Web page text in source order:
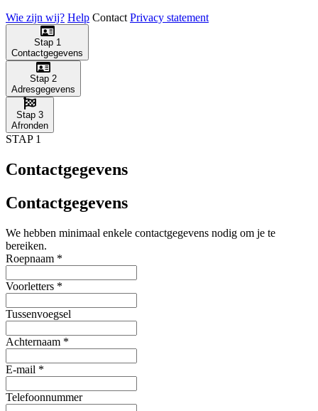
Wie zijn wij? Help Contact Privacy statement
Stap 1
Contactgegevens
Stap 2
Adresgegevens
Stap 3
Afronden
STAP 1
Contactgegevens
Contactgegevens
We hebben minimaal enkele contactgegevens nodig om je te
bereiken.
Roepnaam *
Voorletters *
Tussenvoegsel
Achternaam *
E-mail *
Telefoonnummer